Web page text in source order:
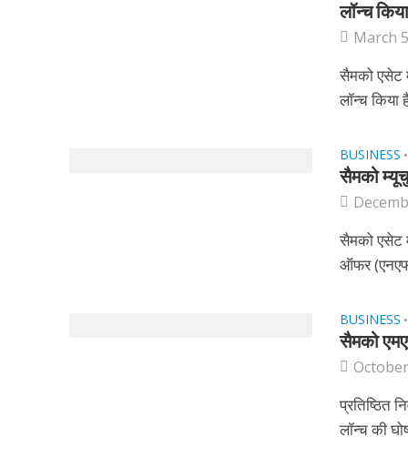
लॉन्च
March
सैमको एसेट
लॉन्च किया
BUSINESS •
सैमको
सैमको एसेट
ऑफर
BUSINESS •
सैमको
प्रतिष्ठित
लॉन्च की